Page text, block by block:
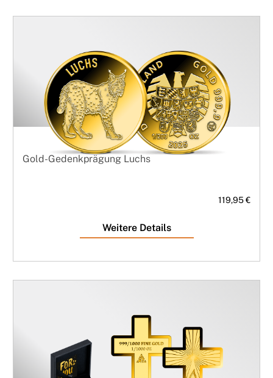
Gold-Gedenkprägung Luchs
119,95 €
Weitere Details